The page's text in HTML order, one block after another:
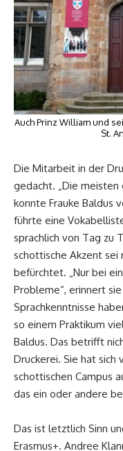
Auch Prinz William und
St.
Die Mitarbeit in der
gedacht. „Die meisten
konnte Frauke Baldus
führte eine
sprachlich von Tag zu
schottische Akzent sei
befürchtet. „Nur bei
Probleme“, erinnert
Sprachkenntnisse
so einem Praktikum
Baldus. Das betrifft
Druckerei. Sie hat sich
schottischen Campus
das ein oder andere
Das ist letztlich Sinn
Erasmus+. Andree